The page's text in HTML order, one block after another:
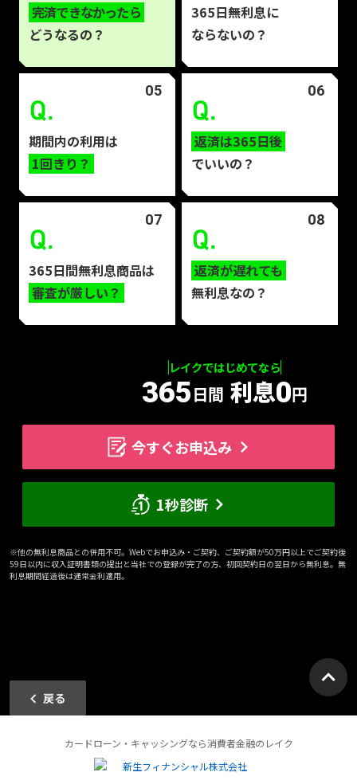
完済できなかったら
どうなるの？
365日無利息に
ならないの？
05
期間内の利用は
1回きり？
06
返済は365日後
でいいの？
07
365日間無利息商品は
審査が厳しい？
08
返済が遅れても
無利息なの？
レイクではじめてなら
365日間 利息0円
今すぐお申込み
1秒診断
※他の無利息商品との併用不可。Webでお申込み・ご契約、ご契約額が50万円以上でご契約後
59日以内に収入証明書類の提出と当社での登録が完了の方、初回契約日の翌日から無利息。無
利息期間経過後は通常金利適用。
戻る
カードローン・キャッシングなら消費者金融のレイク